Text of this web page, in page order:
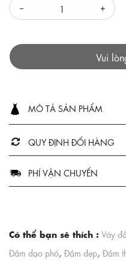
Vui
MÔ TẢ SẢN PHẨM
QUY ĐỊNH ĐỔI HÀNG
PHÍ VẬN CHUYỂN
Có thể bạn sẽ thích : Váy
Đầm dạo phố, Đầm đẹp, Đầm